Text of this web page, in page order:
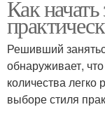
Как
Решивший
обнаруживает,
количества легко
выборе стиля